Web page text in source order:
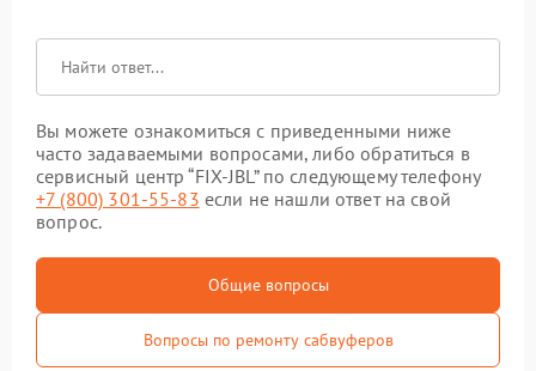
Вы можете ознакомиться с приведенными ниже
часто задаваемыми вопросами, либо обратиться в
сервисный центр “FIX-JBL” по следующему телефону
+7 (800) 301-55-83 если не нашли ответ на свой
вопрос.
Общие вопросы
Вопросы по ремонту сабвуферов